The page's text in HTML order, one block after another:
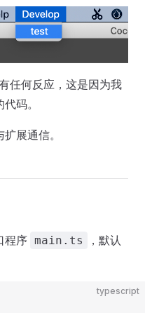
任何反应，这是因为我
码。
展通信。
程序 main.ts
，默认
typescript